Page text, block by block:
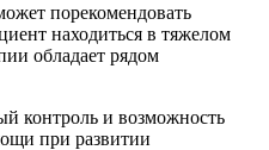
порекомендовать
находиться в тяжелом
обладает рядом
контроль и возможность
при развитии